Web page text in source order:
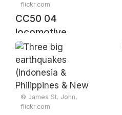
flickr.com
CC50 04
locomotive,
Surabaya, East
Java, Indonesia
August 1972
© James St. John,
flickr.com